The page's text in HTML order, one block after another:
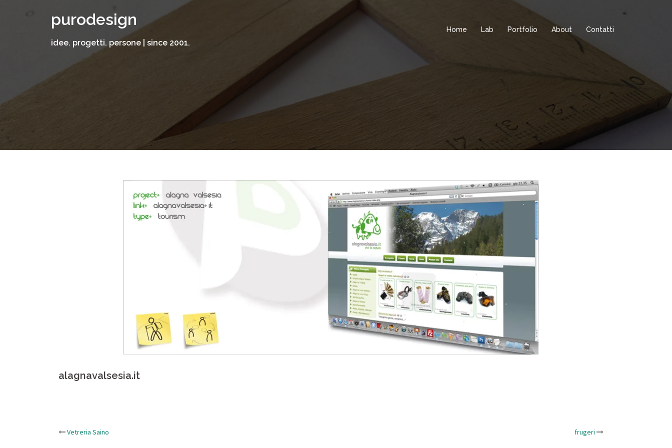
purodesign
idee. progetti. persone | since 2001.
Home Lab Portfolio About Contatti
alagnavalsesia.it
Navigazione
Vetreria Saino frugeri